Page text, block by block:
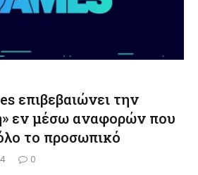
επιβεβαιώνει την
εν μέσω αναφορών που
το προσωπικό
0